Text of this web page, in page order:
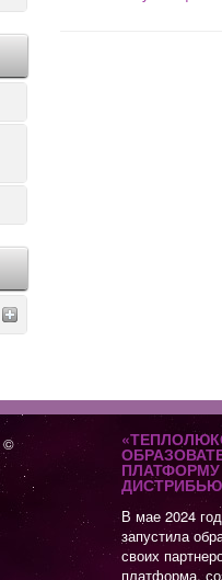
©
В мае 2024
запустила
своих
платформа,